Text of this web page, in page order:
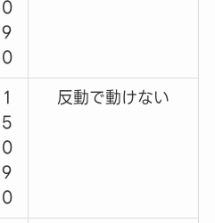
0
9
0
1
5
0
9
0
反動で動けない